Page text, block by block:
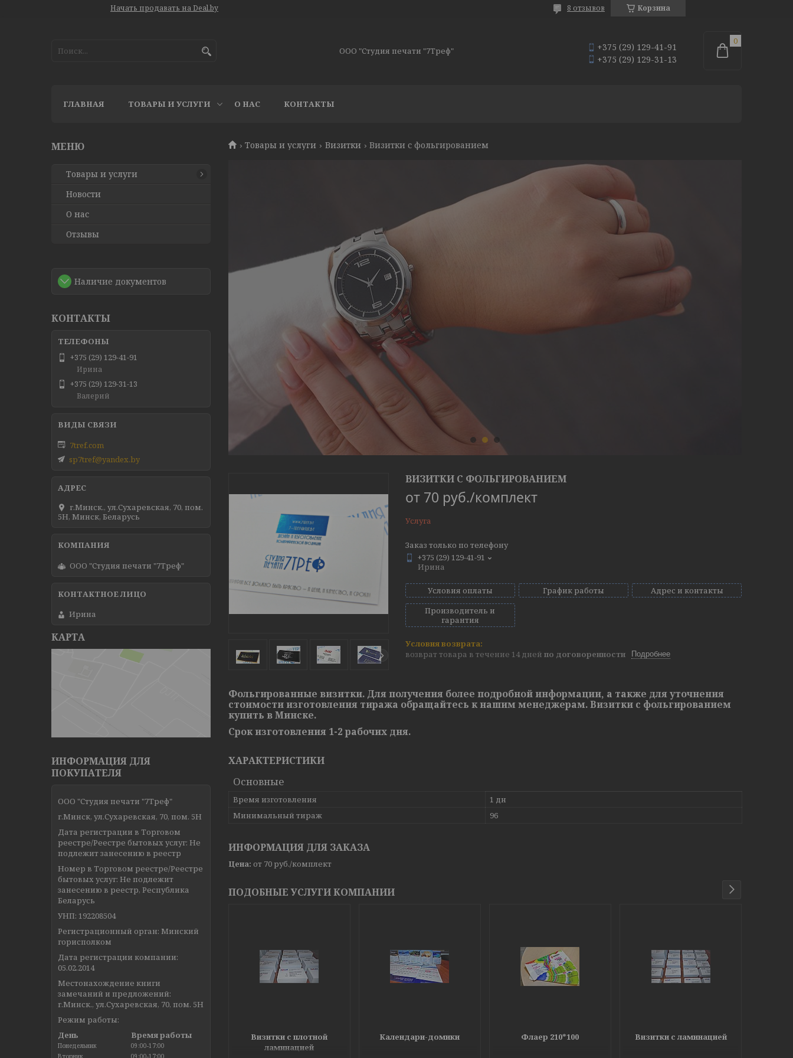
Начать продавать на Deal.by Корзина
8 отзывов
ООО "Студия печати "7Треф"
+375 (29) 129-41-91
+375 (29) 129-31-13
ГЛАВНАЯ ТОВАРЫ И УСЛУГИ О НАС КОНТАКТЫ
Товары и услуги Визитки Визитки с фольгированием
ВИЗИТКИ С ФОЛЬГИРОВАНИЕМ
от 70 руб./комплект
Услуга
Заказ только по телефону
+375 (29) 129-41-91
Ирина
Условия оплаты График работы
Адрес и контакты
Производитель и
гарантия
возврат товара в течение 14 дней по договоренности Подробнее
Фольгированные визитки. Для получения более подробной информации, а также для уточнения
стоимости изготовления тиража обращайтесь к нашим менеджерам. Визитки с фольгированием
купить в Минске.
Срок изготовления 1-2 рабочих дня.
ХАРАКТЕРИСТИКИ
Основные
Время изготовления
1 дн
Минимальный тираж
96
ИНФОРМАЦИЯ ДЛЯ ЗАКАЗА
Цена: от 70 руб./комплект
ПОДОБНЫЕ УСЛУГИ КОМПАНИИ
Визитки с плотной
ламинацией
Календари-домики Флаер 210*100 Визитки с ламинацией
Товары и услуги
Новости
О нас
Отзывы
Наличие документов
КОНТАКТЫ
+375 (29) 129-41-91
Ирина
+375 (29) 129-31-13
Валерий
7tref.com
sp7tref@yandex.by
г.Минск., ул.Сухаревская, 70, пом.
5Н, Минск, Беларусь
ООО "Студия печати "7Треф"
Ирина
КАРТА
ИНФОРМАЦИЯ ДЛЯ
ПОКУПАТЕЛЯ
ООО "Студия печати "7Треф"
г.Минск, ул.Сухаревская, 70, пом. 5Н
Дата регистрации в Торговом
реестре/Реестре бытовых услуг: Не
подлежит занесению в реестр
Номер в Торговом реестре/Реестре
бытовых услуг: Не подлежит
занесению в реестр, Республика
Беларусь
УНП: 192208504
Регистрационный орган: Минский
горисполком
Дата регистрации компании:
05.02.2014
Местонахождение книги
замечаний и предложений:
г.Минск., ул.Сухаревская, 70, пом. 5Н
Режим работы:
День
Время работы
Понедельник
09:00-17:00
Вторник
09:00-17:00